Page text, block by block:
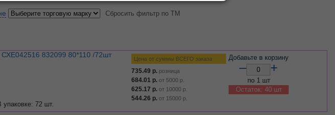
Сбросить фильтр по ТМ
СХЕ042516 832099 80*110 /72шт
упаковке: 72 шт.
Цена от суммы ВСЕГО заказа
735.49 р. розница
684.01 р. от 5000 р.
625.17 р. от 10000 р.
544.26 р. от 15000 р.
Добавьте в корзину
– +
по 1 шт
Остаток: 40 шт